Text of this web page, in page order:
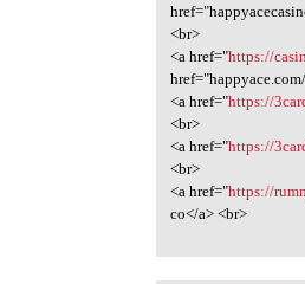
<br>
<a href="https://
<a href="https://
<br>
<a href="https://
<br>
<a href="https://
co</a> <br>